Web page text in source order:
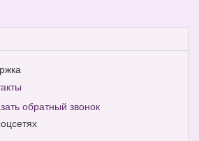
обратный звонок